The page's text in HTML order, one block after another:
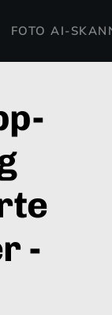
FOTO AI-
-